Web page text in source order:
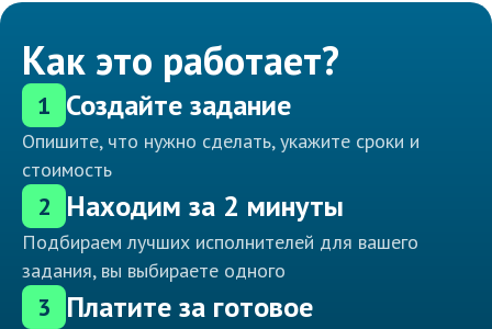
Как это работает?
1 Создайте задание
Опишите, что нужно сделать, укажите сроки и
стоимость
2 Находим за 2 минуты
Подбираем лучших исполнителей для вашего
задания, вы выбираете одного
3 Платите за готовое